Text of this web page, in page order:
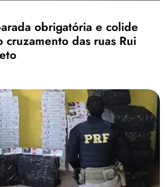
obrigatória e colide
das ruas Rui